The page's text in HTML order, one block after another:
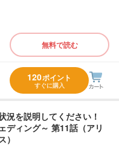
無料で読む
120ポイント
すぐに購入
況を説明してください！
ディング～ 第11話（アリ
）